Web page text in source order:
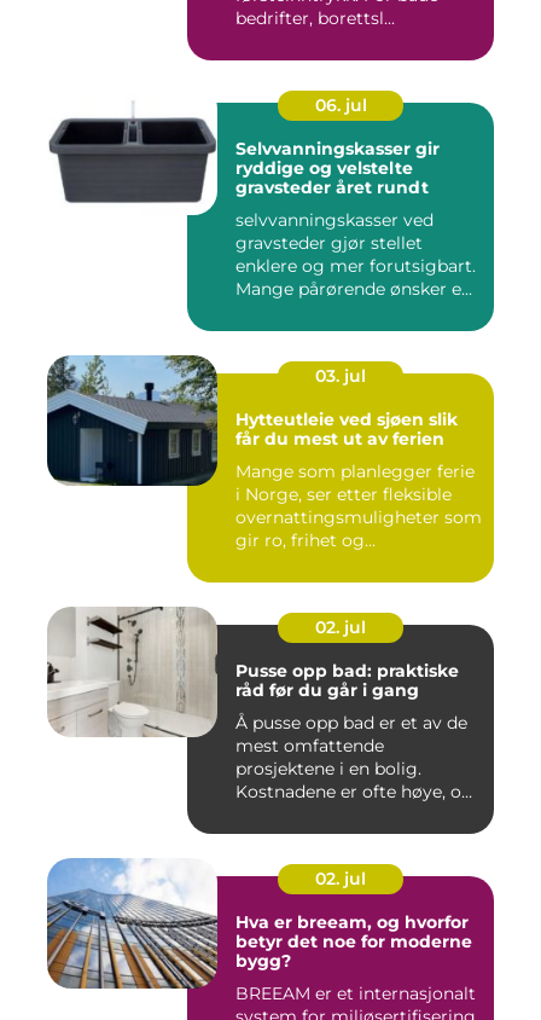
bedrifter, borettsl...
06. jul
Selvvanningskasser gir
ryddige og velstelte
gravsteder året rundt
selvvanningskasser ved
gravsteder gjør stellet
enklere og mer forutsigbart.
Mange pårørende ønsker e...
03. jul
Hytteutleie ved sjøen slik
får du mest ut av ferien
Mange som planlegger ferie
i Norge, ser etter fleksible
overnattingsmuligheter som
gir ro, frihet og...
02. jul
Pusse opp bad: praktiske
råd før du går i gang
Å pusse opp bad er et av de
mest omfattende
prosjektene i en bolig.
Kostnadene er ofte høye, og
02. jul
Hva er breeam, og hvorfor
betyr det noe for moderne
bygg?
BREEAM er et internasjonalt